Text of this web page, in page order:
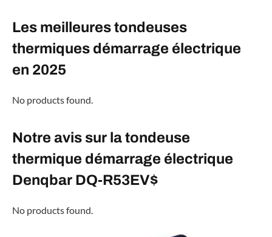
Les meilleures tondeuses
thermiques démarrage électrique
en 2025
No products found.
Notre avis sur la tondeuse
thermique démarrage électrique
Denqbar DQ-R53EV$
No products found.